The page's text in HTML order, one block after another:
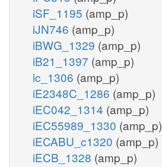
iSF_1195 (amp_p)
iJN746 (amp_p)
iBWG_1329 (amp_p)
iB21_1397 (amp_p)
ic_1306 (amp_p)
iE2348C_1286 (amp_p)
iEC042_1314 (amp_p)
iEC55989_1330 (amp_p)
iECABU_c1320 (amp_p)
iECB_1328 (amp_p)